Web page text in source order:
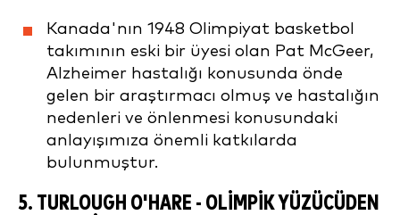
Kanada'nın 1948 Olimpiyat basketbol
takımının eski bir üyesi olan Pat McGeer,
Alzheimer hastalığı konusunda önde
gelen bir araştırmacı olmuş ve hastalığın
nedenleri ve önlenmesi konusundaki
anlayışımıza önemli katkılarda
bulunmuştur.
5. TURLOUGH O'HARE - OLIMPIK YÜZÜCÜDEN